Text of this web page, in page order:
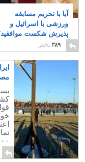
آیا با تحریم مسابقه
ورزشی با اسرائیل و
پذیرش شکست
۰
۳۸۹ پخش